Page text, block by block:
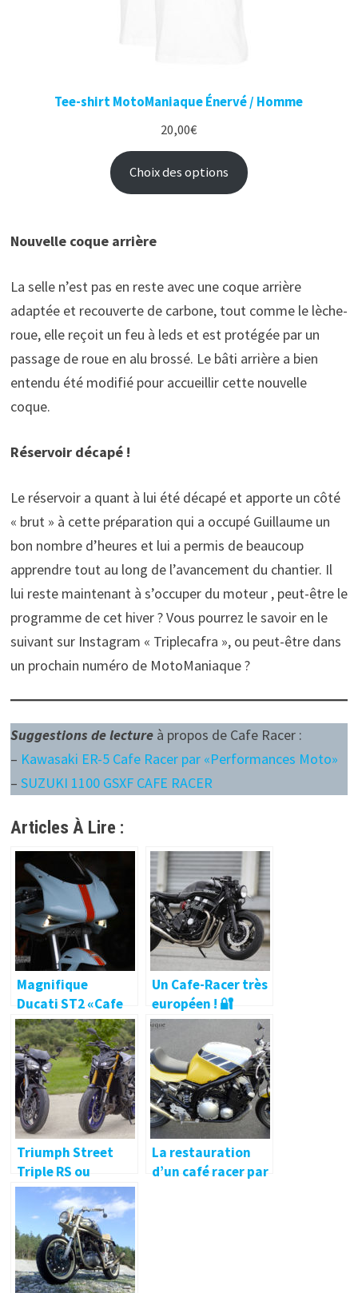
Tee-shirt MotoManiaque Énervé / Homme
20,00€
Choix des options
Nouvelle coque arrière
La selle n’est pas en reste avec une coque arrière
adaptée et recouverte de carbone, tout comme le lèche-
roue, elle reçoit un feu à leds et est protégée par un
passage de roue en alu brossé. Le bâti arrière a bien
entendu été modifié pour accueillir cette nouvelle
coque.
Réservoir décapé !
Le réservoir a quant à lui été décapé et apporte un côté
« brut » à cette préparation qui a occupé Guillaume un
bon nombre d’heures et lui a permis de beaucoup
apprendre tout au long de l’avancement du chantier. Il
lui reste maintenant à s’occuper du moteur , peut-être le
programme de cet hiver ? Vous pourrez le savoir en le
suivant sur Instagram « Triplecafra », ou peut-être dans
un prochain numéro de MotoManiaque ?
Suggestions de lectureà propos de Cafe Racer :
– Kawasaki ER-5 Cafe Racer par «Performances Moto»
– SUZUKI 1100 GSXF CAFE RACER
Articles À Lire :
Magnifique
Ducati ST2 «Cafe
Racer» 🔐
Un Cafe-Racer très
européen ! 🔐
Triumph Street
Triple RS ou
Yamaha MT-09 SP ?
La restauration
d’un café racer par